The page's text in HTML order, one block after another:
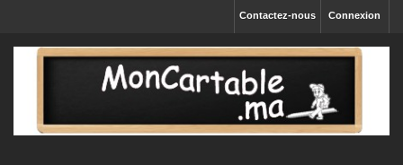
Connexion
Contactez-nous